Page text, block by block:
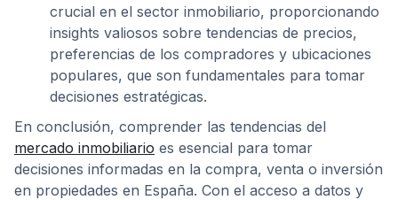
crucial en el sector inmobiliario, proporcionando
insights valiosos sobre tendencias de precios,
preferencias de los compradores y ubicaciones
populares, que son fundamentales para tomar
decisiones estratégicas.
En conclusión, comprender las tendencias del
mercado inmobiliario es esencial para tomar
decisiones informadas en la compra, venta o inversión
en propiedades en España. Con el acceso a datos y